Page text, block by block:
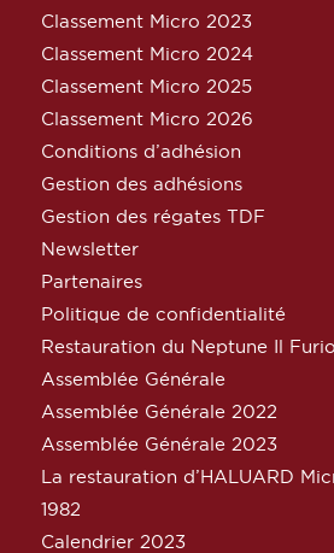
Classement Micro 2023
Classement Micro 2024
Classement Micro 2025
Classement Micro 2026
Conditions d’adhésion
Gestion des adhésions
Gestion des régates TDF
Newsletter
Partenaires
Politique de confidentialité
Restauration du Neptune Il
Assemblée Générale
Assemblée Générale 2022
Assemblée Générale 2023
La restauration d’HALUARD
1982
Calendrier 2023